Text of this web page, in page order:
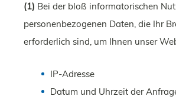
(1) Bei der bloß informatorischen
personenbezogenen Daten, die Ihr
erforderlich sind, um Ihnen unser
IP-Adresse
Datum und Uhrzeit der